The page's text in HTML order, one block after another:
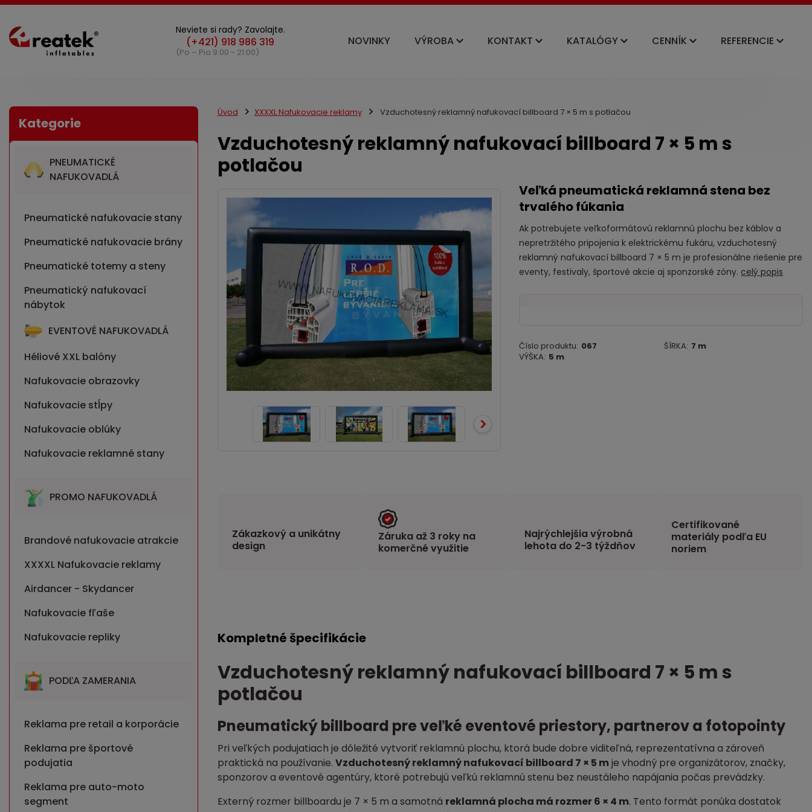
NOVINKY VÝROBA KONTAKT KATALÓGY CENNÍK REFERENCIE
Neviete si rady? Zavolajte.
(Po – Pia 9:00 - 21:00)
PNEUMATICKÉ
NAFUKOVADLÁ
Pneumatické nafukovacie stany
Pneumatické nafukovacie brány
Pneumatické totemy a steny
Pneumatický nafukovací
nábytok
EVENTOVÉ NAFUKOVADLÁ
Héliové XXL balóny
Nafukovacie obrazovky
Nafukovacie stĺpy
Nafukovacie oblúky
Nafukovacie reklamné stany
PROMO NAFUKOVADLÁ
Brandové nafukovacie atrakcie
XXXXL Nafukovacie reklamy
Airdancer - Skydancer
Nafukovacie fľaše
Nafukovacie repliky
PODĽA ZAMERANIA
Reklama pre retail a korporácie
Reklama pre športové
podujatia
Reklama pre auto-moto
segment
Úvod XXXXL Nafukovacie reklamy Vzduchotesný reklamný nafukovací billboard 7 × 5 m s potlačou
Vzduchotesný reklamný nafukovací billboard 7 × 5 m s
potlačou
Veľká pneumatická reklamná stena bez
trvalého fúkania
Ak potrebujete veľkoformátovú reklamnú plochu bez káblov a
nepretržitého pripojenia k elektrickému fukáru, vzduchotesný
reklamný nafukovací billboard 7 × 5 m je profesionálne riešenie pre
eventy, festivaly, športové akcie aj sponzorské zóny. celý popis
Číslo produktu: 067 ŠÍRKA: 7 m
VÝŠKA: 5 m
Zákazkový a unikátny
design
Záruka až 3 roky na
komerčné využitie
Najrýchlejšia výrobná
lehota do 2-3 týždňov
Certifikované
materiály podľa EU
noriem
Kompletné špecifikácie
Vzduchotesný reklamný nafukovací billboard 7 × 5 m s
potlačou
Pneumatický billboard pre veľké eventové priestory, partnerov a fotopointy
Pri veľkých podujatiach je dôležité vytvoriť reklamnú plochu, ktorá bude dobre viditeľná, reprezentatívna a zároveň
praktická na používanie. Vzduchotesný reklamný nafukovací billboard 7 × 5 m je vhodný pre organizátorov, značky,
sponzorov a eventové agentúry, ktoré potrebujú veľkú reklamnú stenu bez neustáleho napájania počas prevádzky.
Externý rozmer billboardu je 7 × 5 m a samotná reklamná plocha má rozmer 6 × 4 m. Tento formát ponúka dostatok